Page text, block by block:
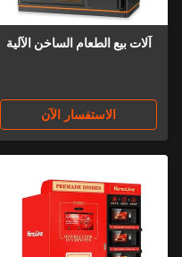
آلات بيع الطعام الساخن الآلية
الاستفسار الآن